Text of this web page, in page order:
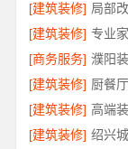
[建筑装修]
[建筑装修] 专业
[商务服务]
[建筑装修] 厨餐
[建筑装修] 高端
[建筑装修] 绍兴